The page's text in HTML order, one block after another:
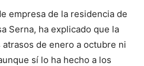
empresa de la residencia de
Serna, ha explicado que la
de enero a octubre ni
sí lo ha hecho a los